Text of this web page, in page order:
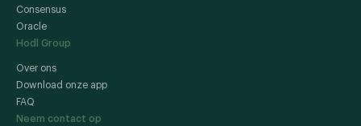
Consensus
Oracle
Hodl Group
Over ons
Download onze app
FAQ
Neem contact op